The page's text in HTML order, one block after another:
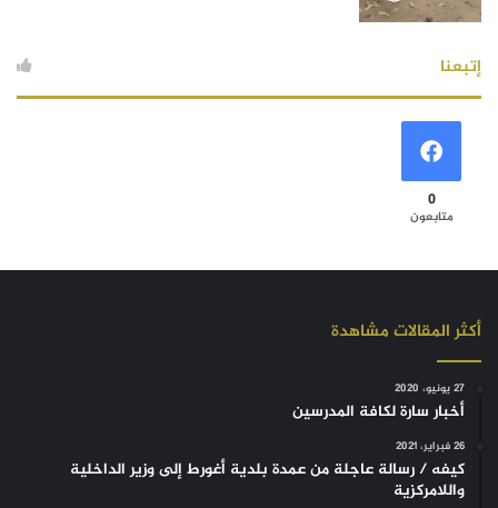
إتبعنا
0
متابعون
أكثر المقالات مشاهدة
27 يونيو، 2020
أخبار سارة لكافة المدرسين
26 فبراير، 2021
كيفه / رسالة عاجلة من عمدة بلدية أغورط إلى وزير الداخلية
واللامركزية